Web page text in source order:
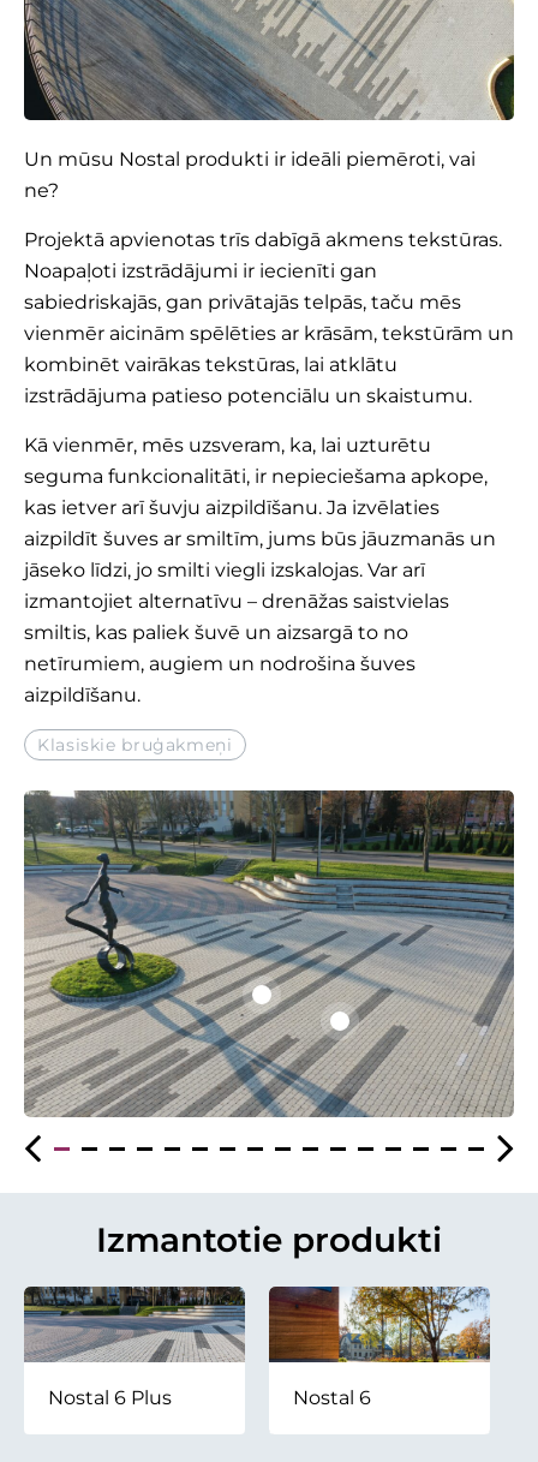
Un mūsu Nostal produkti ir ideāli piemēroti, vai
ne?
Projektā apvienotas trīs dabīgā akmens tekstūras.
Noapaļoti izstrādājumi ir iecienīti gan
sabiedriskajās, gan privātajās telpās, taču mēs
vienmēr aicinām spēlēties ar krāsām, tekstūrām un
kombinēt vairākas tekstūras, lai atklātu
izstrādājuma patieso potenciālu un skaistumu.
Kā vienmēr, mēs uzsveram, ka, lai uzturētu
seguma funkcionalitāti, ir nepieciešama apkope,
kas ietver arī šuvju aizpildīšanu. Ja izvēlaties
aizpildīt šuves ar smiltīm, jums būs jāuzmanās un
jāseko līdzi, jo smilti viegli izskalojas. Var arī
izmantojiet alternatīvu – drenāžas saistvielas
smiltis, kas paliek šuvē un aizsargā to no
netīrumiem, augiem un nodrošina šuves
aizpildīšanu.
Klasiskie bruģakmeņi
Izmantotie produkti
Nostal 6 Plus Nostal 6